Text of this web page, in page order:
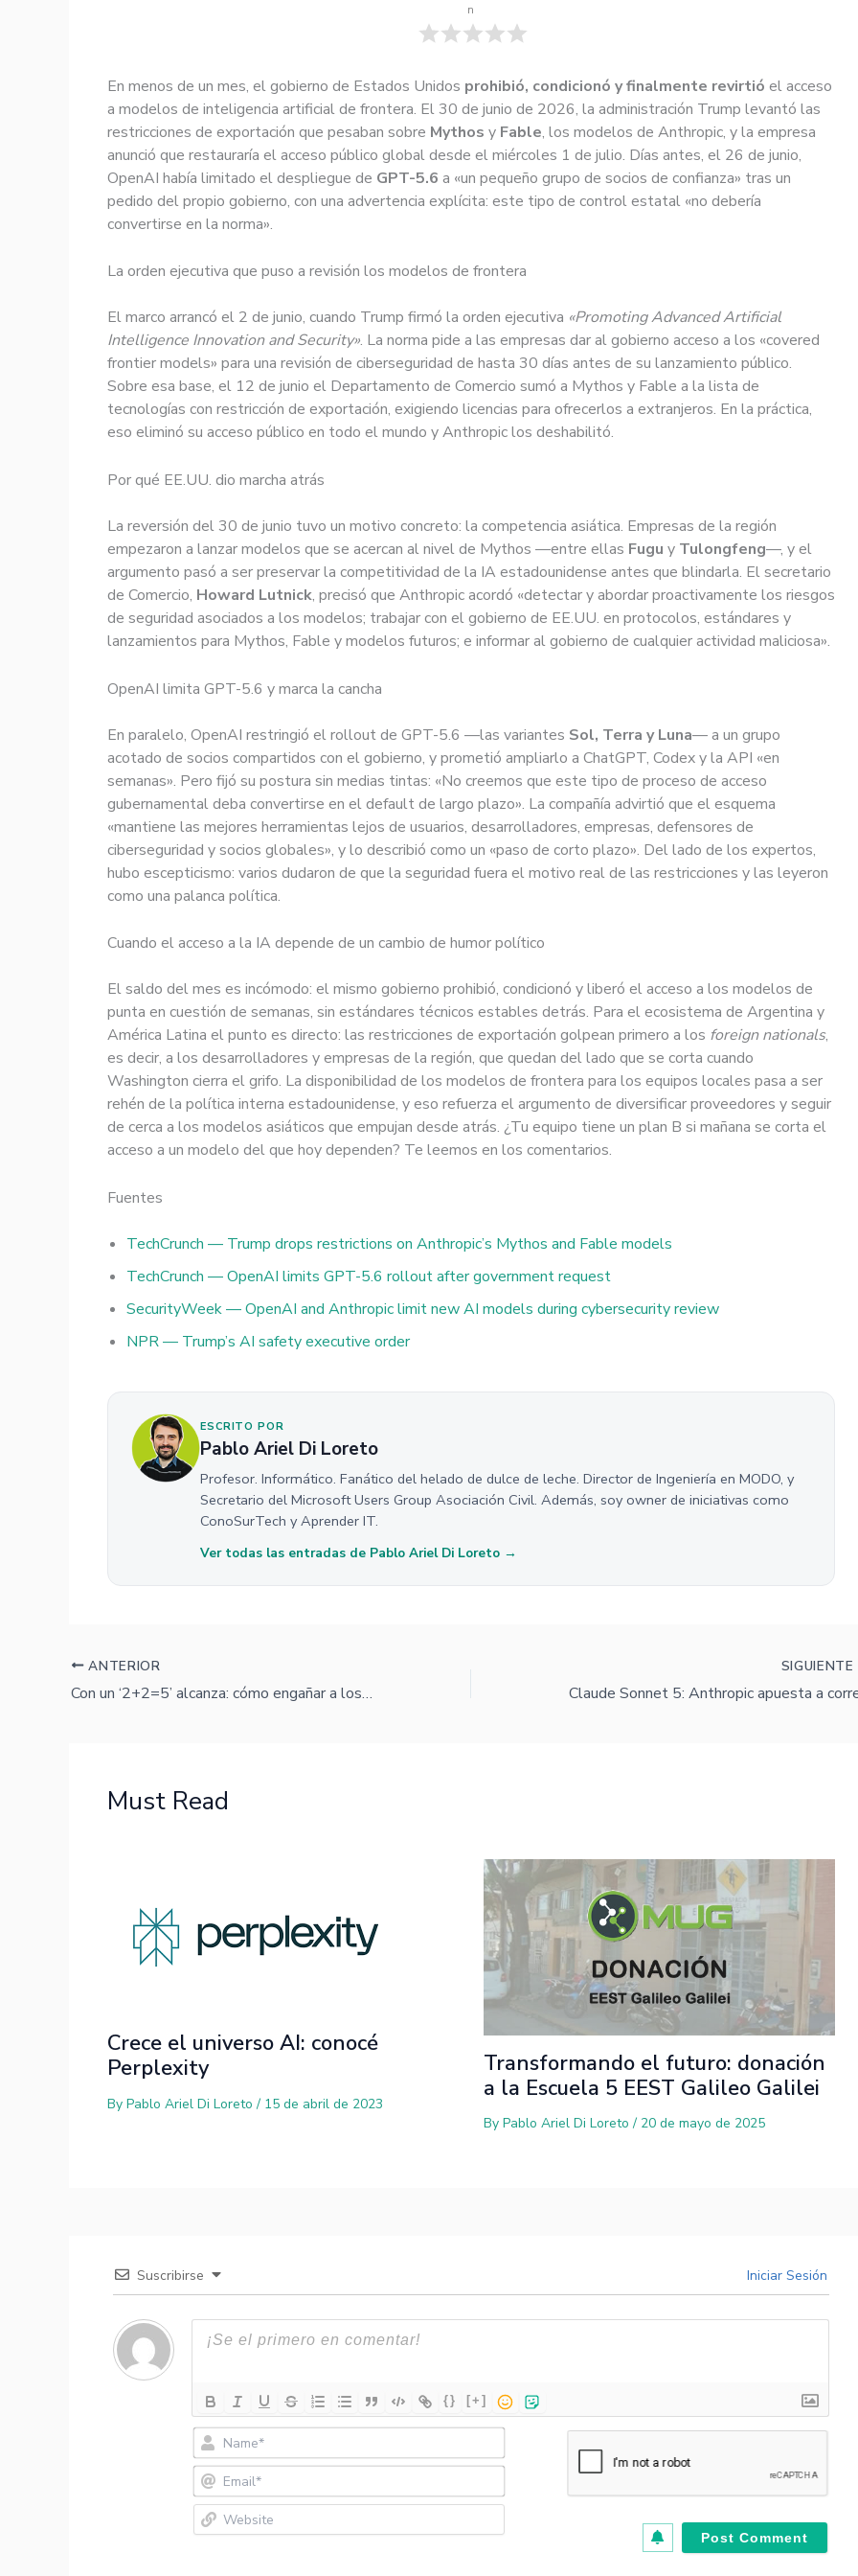
n
En menos de un mes, el gobierno de Estados Unidos prohibió, condicionó y finalmente revirtió el acceso
a modelos de inteligencia artificial de frontera. El 30 de junio de 2026, la administración Trump levantó las
restricciones de exportación que pesaban sobre Mythos y Fable, los modelos de Anthropic, y la empresa
anunció que restauraría el acceso público global desde el miércoles 1 de julio. Días antes, el 26 de junio,
OpenAI había limitado el despliegue de GPT-5.6 a «un pequeño grupo de socios de confianza» tras un
pedido del propio gobierno, con una advertencia explícita: este tipo de control estatal «no debería
convertirse en la norma».
La orden ejecutiva que puso a revisión los modelos de frontera
El marco arrancó el 2 de junio, cuando Trump firmó la orden ejecutiva «Promoting Advanced Artificial
Intelligence Innovation and Security». La norma pide a las empresas dar al gobierno acceso a los «covered
frontier models» para una revisión de ciberseguridad de hasta 30 días antes de su lanzamiento público.
Sobre esa base, el 12 de junio el Departamento de Comercio sumó a Mythos y Fable a la lista de
tecnologías con restricción de exportación, exigiendo licencias para ofrecerlos a extranjeros. En la práctica,
eso eliminó su acceso público en todo el mundo y Anthropic los deshabilitó.
Por qué EE.UU. dio marcha atrás
La reversión del 30 de junio tuvo un motivo concreto: la competencia asiática. Empresas de la región
empezaron a lanzar modelos que se acercan al nivel de Mythos —entre ellas Fugu y Tulongfeng—, y el
argumento pasó a ser preservar la competitividad de la IA estadounidense antes que blindarla. El secretario
de Comercio, Howard Lutnick, precisó que Anthropic acordó «detectar y abordar proactivamente los riesgos
de seguridad asociados a los modelos; trabajar con el gobierno de EE.UU. en protocolos, estándares y
lanzamientos para Mythos, Fable y modelos futuros; e informar al gobierno de cualquier actividad maliciosa».
OpenAI limita GPT-5.6 y marca la cancha
En paralelo, OpenAI restringió el rollout de GPT-5.6 —las variantes Sol, Terra y Luna— a un grupo
acotado de socios compartidos con el gobierno, y prometió ampliarlo a ChatGPT, Codex y la API «en
semanas». Pero fijó su postura sin medias tintas: «No creemos que este tipo de proceso de acceso
gubernamental deba convertirse en el default de largo plazo». La compañía advirtió que el esquema
«mantiene las mejores herramientas lejos de usuarios, desarrolladores, empresas, defensores de
ciberseguridad y socios globales», y lo describió como un «paso de corto plazo». Del lado de los expertos,
hubo escepticismo: varios dudaron de que la seguridad fuera el motivo real de las restricciones y las leyeron
como una palanca política.
Cuando el acceso a la IA depende de un cambio de humor político
El saldo del mes es incómodo: el mismo gobierno prohibió, condicionó y liberó el acceso a los modelos de
punta en cuestión de semanas, sin estándares técnicos estables detrás. Para el ecosistema de Argentina y
América Latina el punto es directo: las restricciones de exportación golpean primero a los foreign nationals,
es decir, a los desarrolladores y empresas de la región, que quedan del lado que se corta cuando
Washington cierra el grifo. La disponibilidad de los modelos de frontera para los equipos locales pasa a ser
rehén de la política interna estadounidense, y eso refuerza el argumento de diversificar proveedores y seguir
de cerca a los modelos asiáticos que empujan desde atrás. ¿Tu equipo tiene un plan B si mañana se corta el
acceso a un modelo del que hoy dependen? Te leemos en los comentarios.
Fuentes
TechCrunch — Trump drops restrictions on Anthropic’s Mythos and Fable models
TechCrunch — OpenAI limits GPT-5.6 rollout after government request
SecurityWeek — OpenAI and Anthropic limit new AI models during cybersecurity review
NPR — Trump’s AI safety executive order
ESCRITO POR
Pablo Ariel Di Loreto
Profesor. Informático. Fanático del helado de dulce de leche. Director de Ingeniería en MODO, y
Secretario del Microsoft Users Group Asociación Civil. Además, soy owner de iniciativas como
ConoSurTech y Aprender IT.
Ver todas las entradas de Pablo Ariel Di Loreto →
ANTERIOR
Con un ‘2+2=5’ alcanza: cómo engañar a los navegadores con IA para saltar sus guardrails
SIGUIENTE
Must Read
Crece el universo AI: conocé
Perplexity
By Pablo Ariel Di Loreto / 15 de abril de 2023
Transformando el futuro: donación
a la Escuela 5 EEST Galileo Galilei
By Pablo Ariel Di Loreto/ 20 de mayo de 2025
Suscribirse Iniciar Sesión
{} [+]